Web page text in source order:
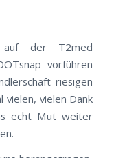
der T2med
vorführen
riesigen
vielen, vielen Dank
echt Mut weiter